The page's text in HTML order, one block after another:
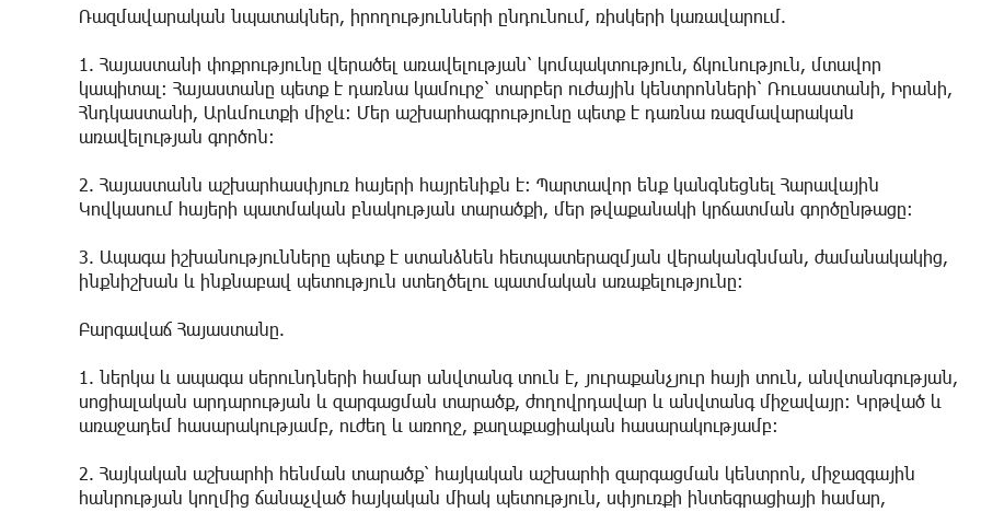
Ռազմավարական նպատակներ, իրողությունների ընդունում, ռիսկերի կառավարում.
1. Հայաստանի փոքրությունը վերածել առավելության՝ կոմպակտություն, ճկունություն, մտավոր
կապիտալ: Հայաստանը պետք է դառնա կամուրջ՝ տարբեր ուժային կենտրոնների՝ Ռուսաստանի, Իրանի,
Հնդկաստանի, Արևմուտքի միջև։ Մեր աշխարհագրությունը պետք է դառնա ռազմավարական
առավելության գործոն:
2. Հայաստանն աշխարհասփյուռ հայերի հայրենիքն է։ Պարտավոր ենք կանգնեցնել Հարավային
Կովկասում հայերի պատմական բնակության տարածքի, մեր թվաքանակի կրճատման գործընթացը։
3. Ապագա իշխանությունները պետք է ստանձնեն հետպատերազմյան վերականգնման, ժամանակակից,
ինքնիշխան և ինքնաբավ պետություն ստեղծելու պատմական առաքելությունը։
Բարգավաճ Հայաստանը.
1. ներկա և ապագա սերունդների համար անվտանգ տուն է, յուրաքանչյուր հայի տուն, անվտանգության,
սոցիալական արդարության և զարգացման տարածք, ժողովրդավար և անվտանգ միջավայր։ Կրթված և
առաջադեմ հասարակությամբ, ուժեղ և առողջ, քաղաքացիական հասարակությամբ։
2. Հայկական աշխարհի հենման տարածք՝ hայկական աշխարհի զարգացման կենտրոն, միջազգային
հանրության կողմից ճանաչված հայկական միակ պետություն, սփյուռքի ինտեգրացիայի համար,